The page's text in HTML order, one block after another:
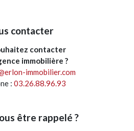
contacter
contacter
immobilière ?
immobilier.com
: 03.26.88.96.93
être rappelé ?